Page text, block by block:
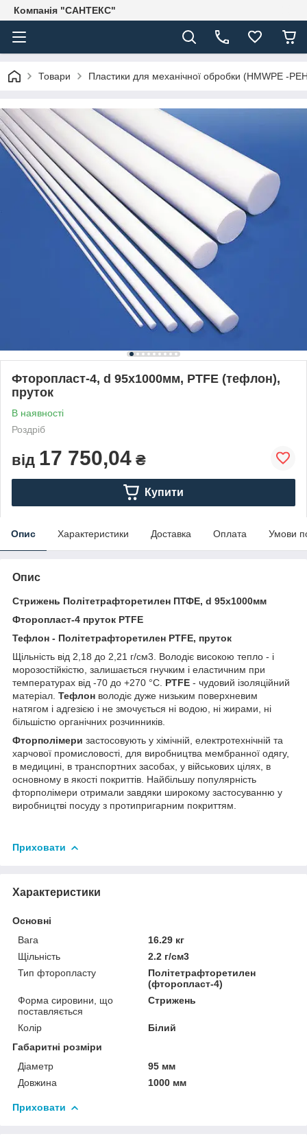
Компанія "САНТЕКС"
Товари Пластики для механічної обробки (HMWPE -
Фторопласт-4, d 95х1000мм, PTFE (тефлон),
пруток
В наявності
Роздріб
від 17 750,04 ₴
Купити
Опис Характеристики Доставка Оплата Умови
Опис
Стрижень Політетрафторетилен ПТФЕ, d 95х1000мм
Фторопласт-4 пруток PTFE
Тефлон - Політетрафторетилен PTFE, пруток
Щільність від 2,18 до 2,21 г/см3. Володіє високою тепло - і
морозостійкістю, залишається гнучким і еластичним при
температурах від -70 до +270 °C. PTFE - чудовий ізоляційний
матеріал. Тефлон володіє дуже низьким поверхневим
натягом і адгезією і не змочується ні водою, ні жирами, ні
більшістю органічних розчинників.
Фторполімери застосовують у хімічній, електротехнічній та
харчової промисловості, для виробництва мембранної одягу,
в медицині, в транспортних засобах, у військових цілях, в
основному в якості покриттів. Найбільшу популярність
фторполімери отримали завдяки широкому застосуванню у
виробництві посуду з протипригарним покриттям.
Приховати
Характеристики
Основні
Вага
16.29 кг
Щільність
2.2 г/см3
Тип фторопласту
Політетрафторетилен
(фторопласт-4)
Форма сировини, що
поставляється
Стрижень
Колір
Білий
Габаритні розміри
Діаметр
95 мм
Довжина
1000 мм
Приховати